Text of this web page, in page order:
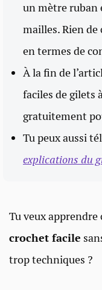
un mètre ruban
mailles. Rien
en termes de
À la fin de
faciles de gilets
gratuitement
Tu peux aussi
explications du
Tu veux
crochet facile
trop techniques ?